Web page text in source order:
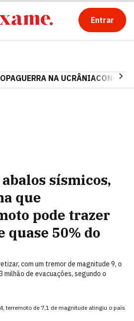
Entrar
GUERRA NA UCRÂNIA
sísmicos,
que
pode trazer
quase 50% do
com um tremor de magnitude 9, o
de evacuações, segundo o
terremoto de 7,1 de magnitude atingiu o país